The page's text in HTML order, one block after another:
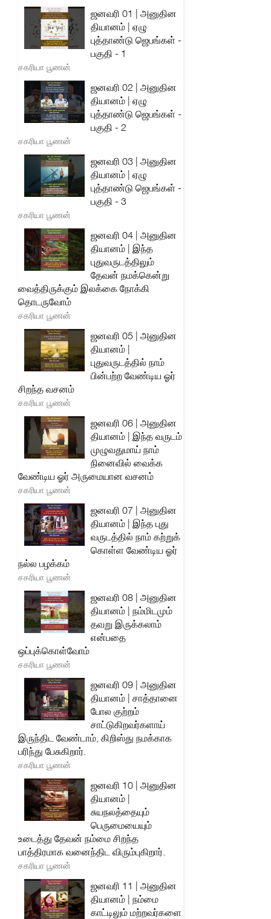
ஜனவரி 01 | அனுதின
தியானம் | ஏழு
புத்தாண்டு ஜெபங்கள் -
பகுதி - 1
சகரியா பூணன்
ஜனவரி 02 | அனுதின
தியானம் | ஏழு
புத்தாண்டு ஜெபங்கள் -
பகுதி - 2
சகரியா பூணன்
ஜனவரி 03 | அனுதின
தியானம் | ஏழு
புத்தாண்டு ஜெபங்கள் -
பகுதி - 3
சகரியா பூணன்
ஜனவரி 04 | அனுதின
தியானம் | இந்த
புதுவருடத்திலும்
தேவன் நமக்கென்று
வைத்திருக்கும் இலக்கை நோக்கி
தொடருவோம்
சகரியா பூணன்
ஜனவரி 05 | அனுதின
தியானம் |
புதுவருடத்தில் நாம்
பின்பற்ற வேண்டிய ஓர்
சிறந்த வசனம்
சகரியா பூணன்
ஜனவரி 06 | அனுதின
தியானம் | இந்த வருடம்
முழுவதுமாய் நாம்
நினைவில் வைக்க
வேண்டிய ஓர் அருமையான வசனம்
சகரியா பூணன்
ஜனவரி 07 | அனுதின
தியானம் | இந்த புது
வருடத்தில் நாம் கற்றுக்
கொள்ள வேண்டிய ஓர்
நல்ல பழக்கம்
சகரியா பூணன்
ஜனவரி 08 | அனுதின
தியானம் | நம்மிடமும்
தவறு இருக்கலாம்
என்பதை
ஒப்புக்கொள்வோம்
சகரியா பூணன்
ஜனவரி 09 | அனுதின
தியானம் | சாத்தானை
போல குற்றம்
சாட்டுகிறவர்களாய்
இருந்திட வேண்டாம், கிறிஸ்து நமக்காக
பரிந்து பேசுகிறார்.
சகரியா பூணன்
ஜனவரி 10 | அனுதின
தியானம் |
சுயநலத்தையும்
பெருமையையும்
உடைத்து தேவன் நம்மை சிறந்த
பாத்திரமாக வனைந்திட விரும்புகிறார்.
சகரியா பூணன்
ஜனவரி 11 | அனுதின
தியானம் | நம்மை
காட்டிலும் மற்றவர்களை